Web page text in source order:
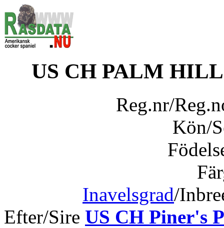
US CH PALM
Reg.nr/
Kön/
Inavelsgrad/
Efter/Sire US CH Piner's